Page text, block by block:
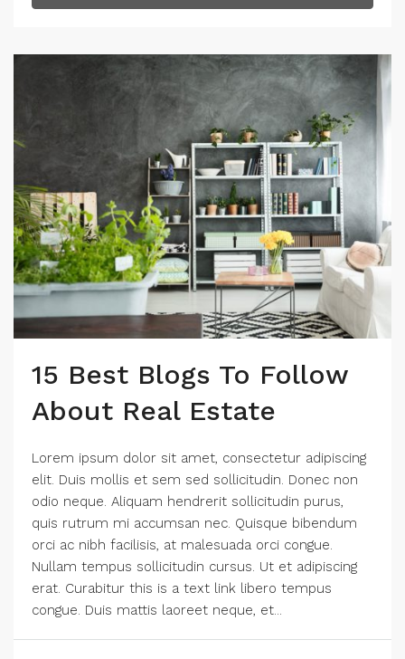
15 Best Blogs To Follow
About Real Estate
Lorem ipsum dolor sit amet, consectetur adipiscing
elit. Duis mollis et sem sed sollicitudin. Donec non
odio neque. Aliquam hendrerit sollicitudin purus,
quis rutrum mi accumsan nec. Quisque bibendum
orci ac nibh facilisis, at malesuada orci congue.
Nullam tempus sollicitudin cursus. Ut et adipiscing
erat. Curabitur this is a text link libero tempus
congue. Duis mattis laoreet neque, et...